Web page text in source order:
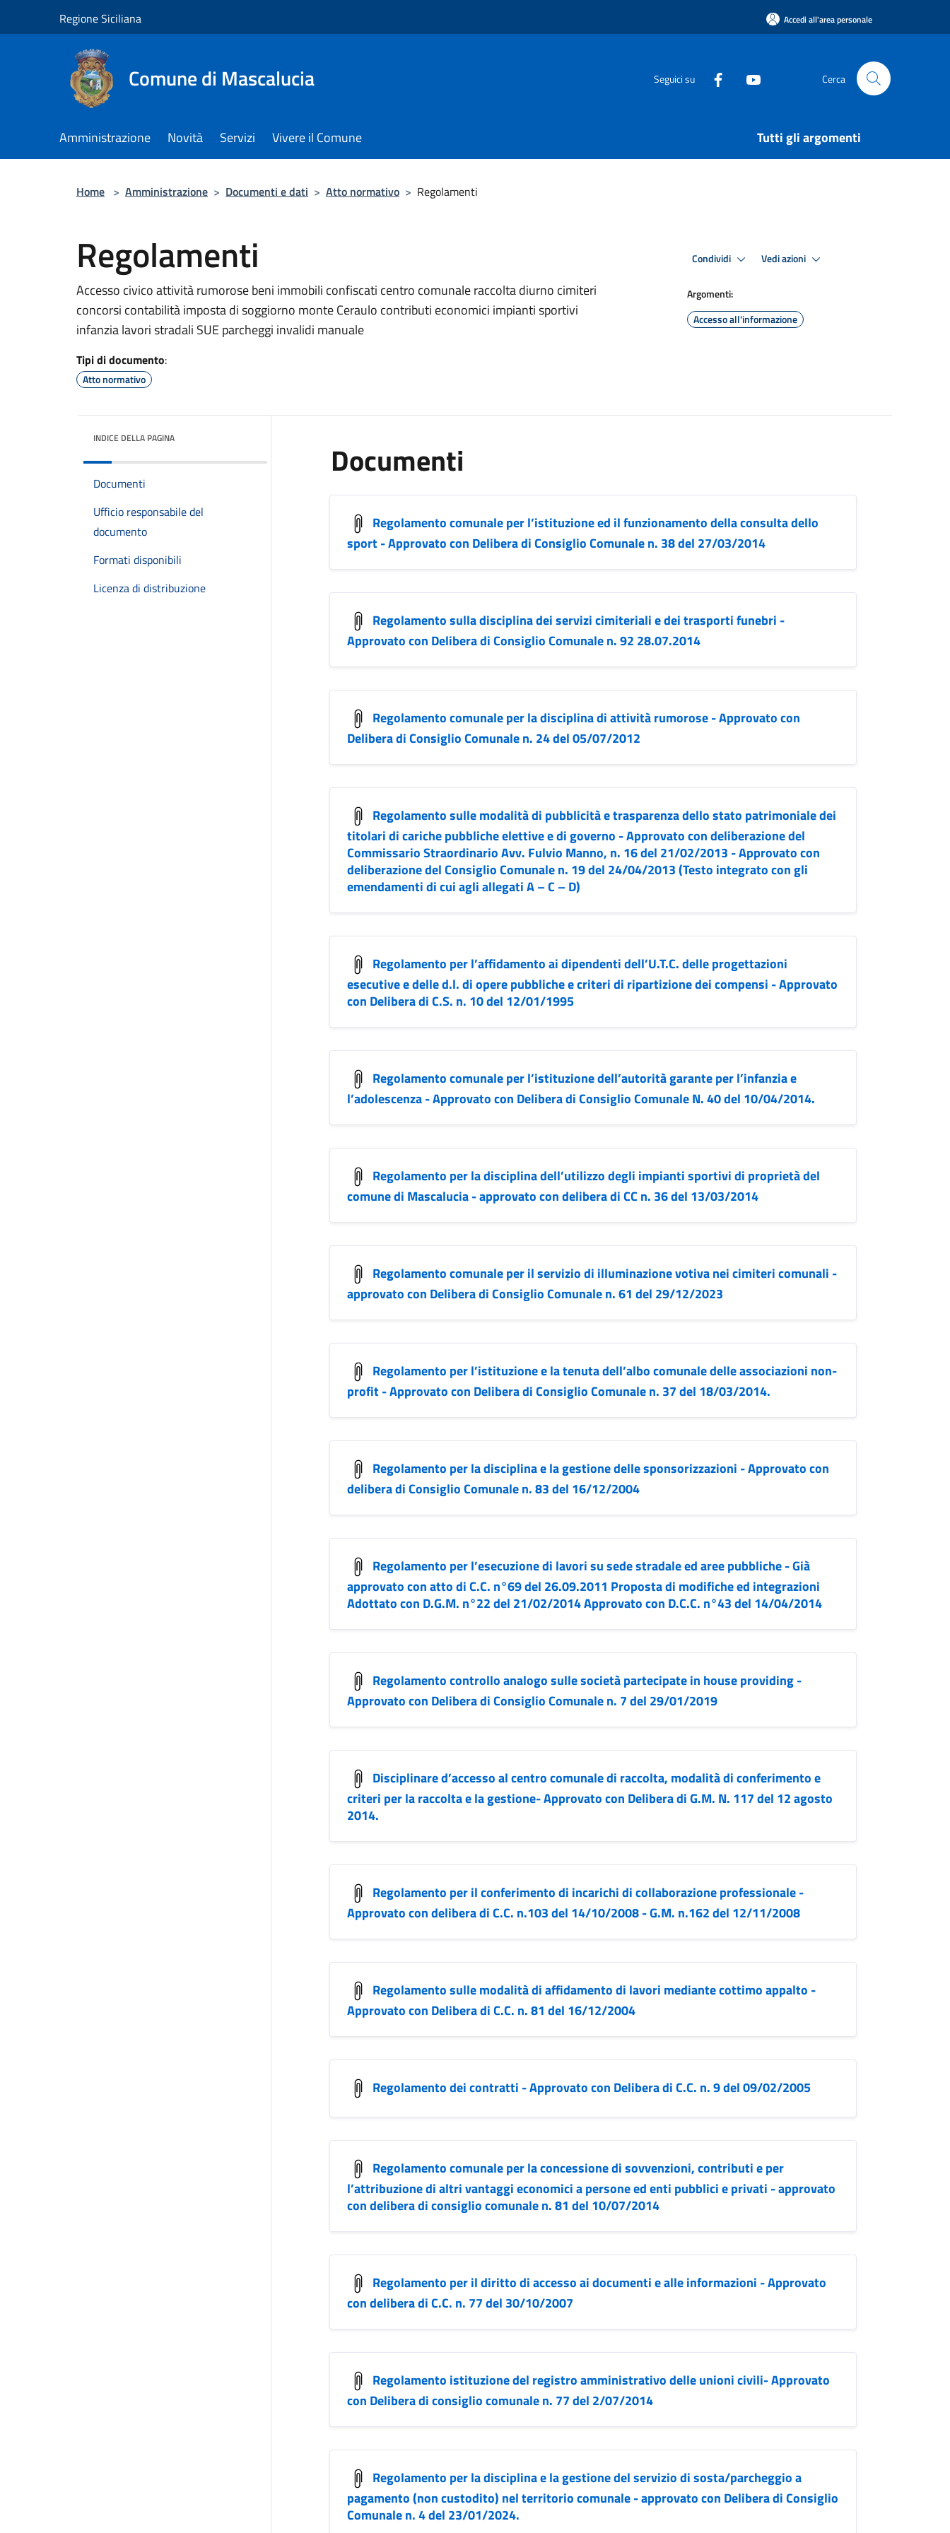
Regione Siciliana Accedi all'area personale
Comune di Mascalucia Seguici su Cerca
Amministrazione Novità Servizi Vivere il Comune Tutti gli argomenti
Home > Amministrazione > Documenti e dati > Atto normativo > Regolamenti
Regolamenti
Accesso civico attività rumorose beni immobili confiscati centro comunale raccolta diurno cimiteri
concorsi contabilità imposta di soggiorno monte Ceraulo contributi economici impianti sportivi
infanzia lavori stradali SUE parcheggi invalidi manuale
Tipi di documento:
Atto normativo
Condividi Vedi azioni
Argomenti:
Accesso all'informazione
INDICE DELLA PAGINA
Documenti
Ufficio responsabile del
documento
Formati disponibili
Licenza di distribuzione
Documenti
Regolamento comunale per l’istituzione ed il funzionamento della consulta dello
sport - Approvato con Delibera di Consiglio Comunale n. 38 del 27/03/2014
Regolamento sulla disciplina dei servizi cimiteriali e dei trasporti funebri -
Approvato con Delibera di Consiglio Comunale n. 92 28.07.2014
Regolamento comunale per la disciplina di attività rumorose - Approvato con
Delibera di Consiglio Comunale n. 24 del 05/07/2012
Regolamento sulle modalità di pubblicità e trasparenza dello stato patrimoniale dei
titolari di cariche pubbliche elettive e di governo - Approvato con deliberazione del
Commissario Straordinario Avv. Fulvio Manno, n. 16 del 21/02/2013 - Approvato con
deliberazione del Consiglio Comunale n. 19 del 24/04/2013 (Testo integrato con gli
emendamenti di cui agli allegati A – C – D)
Regolamento per l’affidamento ai dipendenti dell’U.T.C. delle progettazioni
esecutive e delle d.l. di opere pubbliche e criteri di ripartizione dei compensi - Approvato
con Delibera di C.S. n. 10 del 12/01/1995
Regolamento comunale per l’istituzione dell’autorità garante per l’infanzia e
l’adolescenza - Approvato con Delibera di Consiglio Comunale N. 40 del 10/04/2014.
Regolamento per la disciplina dell’utilizzo degli impianti sportivi di proprietà del
comune di Mascalucia - approvato con delibera di CC n. 36 del 13/03/2014
Regolamento comunale per il servizio di illuminazione votiva nei cimiteri comunali -
approvato con Delibera di Consiglio Comunale n. 61 del 29/12/2023
Regolamento per l’istituzione e la tenuta dell’albo comunale delle associazioni non-
profit - Approvato con Delibera di Consiglio Comunale n. 37 del 18/03/2014.
Regolamento per la disciplina e la gestione delle sponsorizzazioni - Approvato con
delibera di Consiglio Comunale n. 83 del 16/12/2004
Regolamento per l’esecuzione di lavori su sede stradale ed aree pubbliche - Già
approvato con atto di C.C. n°69 del 26.09.2011 Proposta di modifiche ed integrazioni
Adottato con D.G.M. n°22 del 21/02/2014 Approvato con D.C.C. n°43 del 14/04/2014
Regolamento controllo analogo sulle società partecipate in house providing -
Approvato con Delibera di Consiglio Comunale n. 7 del 29/01/2019
Disciplinare d’accesso al centro comunale di raccolta, modalità di conferimento e
criteri per la raccolta e la gestione- Approvato con Delibera di G.M. N. 117 del 12 agosto
2014.
Regolamento per il conferimento di incarichi di collaborazione professionale -
Approvato con delibera di C.C. n.103 del 14/10/2008 - G.M. n.162 del 12/11/2008
Regolamento sulle modalità di affidamento di lavori mediante cottimo appalto -
Approvato con Delibera di C.C. n. 81 del 16/12/2004
Regolamento dei contratti - Approvato con Delibera di C.C. n. 9 del 09/02/2005
Regolamento comunale per la concessione di sovvenzioni, contributi e per
l’attribuzione di altri vantaggi economici a persone ed enti pubblici e privati - approvato
con delibera di consiglio comunale n. 81 del 10/07/2014
Regolamento per il diritto di accesso ai documenti e alle informazioni - Approvato
con delibera di C.C. n. 77 del 30/10/2007
Regolamento istituzione del registro amministrativo delle unioni civili- Approvato
con Delibera di consiglio comunale n. 77 del 2/07/2014
Regolamento per la disciplina e la gestione del servizio di sosta/parcheggio a
pagamento (non custodito) nel territorio comunale - approvato con Delibera di Consiglio
Comunale n. 4 del 23/01/2024.